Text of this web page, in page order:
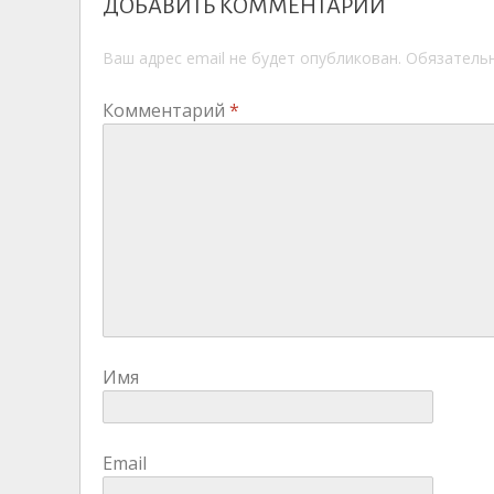
ДОБАВИТЬ КОММЕНТАРИЙ
Ваш адрес email не будет опубликован.
Комментарий *
Имя
Email